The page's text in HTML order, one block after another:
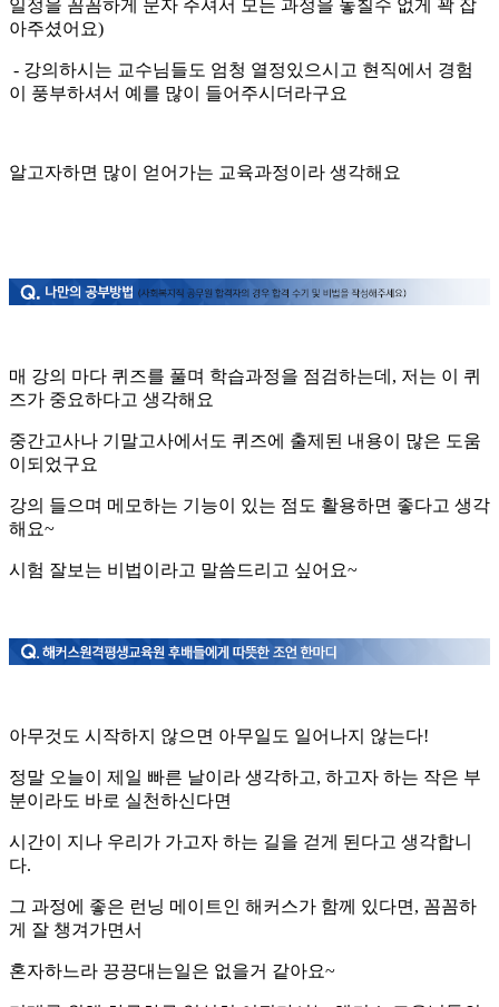
일정을 꼼꼼하게 문자 주셔서 모든 과정을 놓칠수 없게 꽉 잡
아주셨어요)
- 강의하시는 교수님들도 엄청 열정있으시고 현직에서 경험
이 풍부하셔서 예를 많이 들어주시더라구요
알고자하면 많이 얻어가는 교육과정이라 생각해요
매 강의 마다 퀴즈를 풀며 학습과정을 점검하는데, 저는 이 퀴
즈가 중요하다고 생각해요
중간고사나 기말고사에서도 퀴즈에 출제된 내용이 많은 도움
이되었구요
강의 들으며 메모하는 기능이 있는 점도 활용하면 좋다고 생각
해요~
시험 잘보는 비법이라고 말씀드리고 싶어요~
아무것도 시작하지 않으면 아무일도 일어나지 않는다!
정말 오늘이 제일 빠른 날이라 생각하고, 하고자 하는 작은 부
분이라도 바로 실천하신다면
시간이 지나 우리가 가고자 하는 길을 걷게 된다고 생각합니
다.
그 과정에 좋은 런닝 메이트인 해커스가 함께 있다면, 꼼꼼하
게 잘 챙겨가면서
혼자하느라 끙끙대는일은 없을거 같아요~